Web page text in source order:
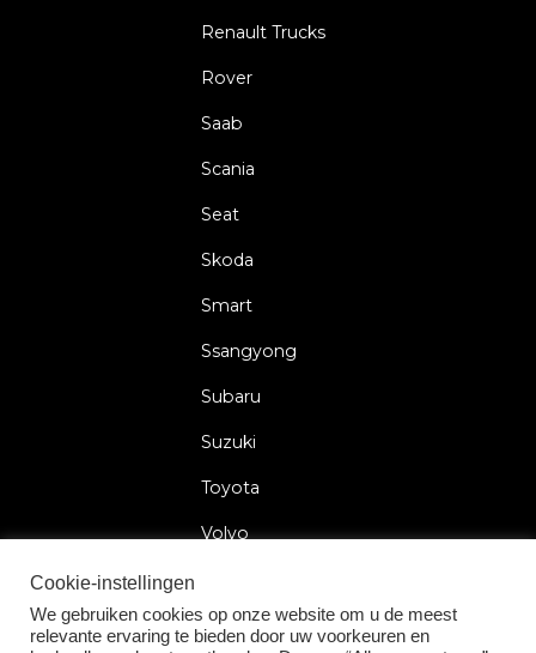
Renault Trucks
Rover
Saab
Scania
Seat
Skoda
Smart
Ssangyong
Subaru
Suzuki
Toyota
Volvo
Cookie-instellingen
We gebruiken cookies op onze website om u de meest
relevante ervaring te bieden door uw voorkeuren en